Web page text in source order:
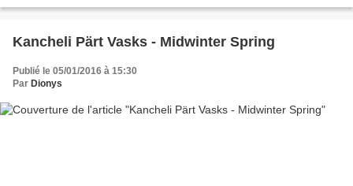
Kancheli Pärt Vasks - Midwinter Spring
Publié le 05/01/2016 à 15:30
Par Dionys